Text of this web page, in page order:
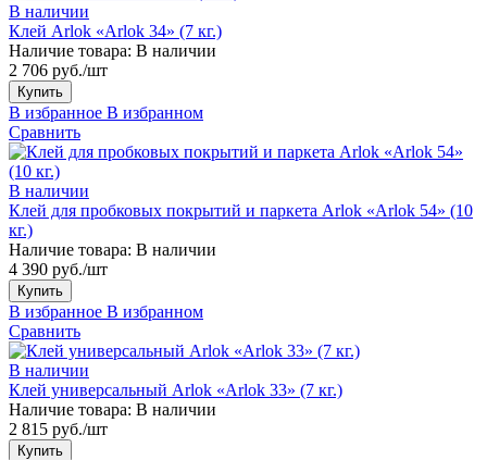
В наличии
Клей Arlok «Arlok 34» (7 кг.)
Наличие товара: В наличии
2 706 руб./шт
Купить
В избранное В избранном
Сравнить
В наличии
Клей для пробковых покрытий и паркета Arlok «Arlok 54» (10
кг.)
Наличие товара: В наличии
4 390 руб./шт
Купить
В избранное В избранном
Сравнить
В наличии
Клей универсальный Arlok «Arlok 33» (7 кг.)
Наличие товара: В наличии
2 815 руб./шт
Купить